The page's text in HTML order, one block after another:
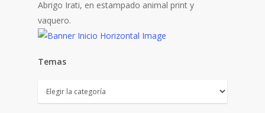
Abrigo Irati, en estampado animal print y
vaquero.
Temas
Temas